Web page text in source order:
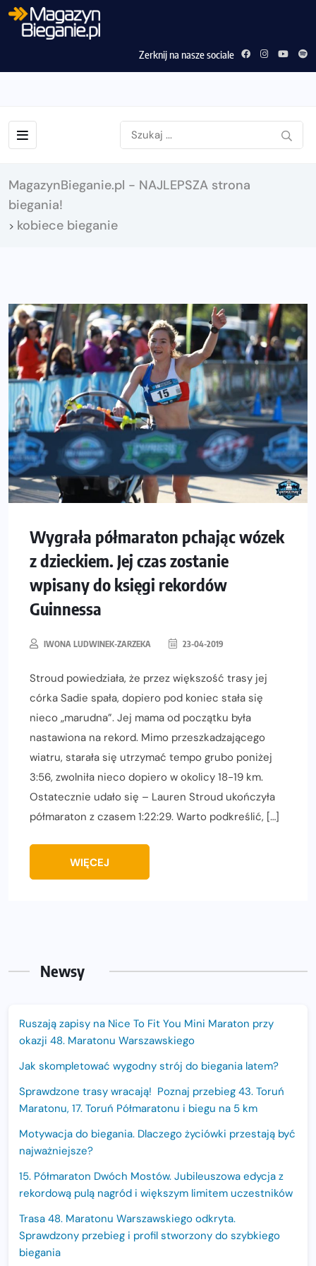
Zerknij na nasze sociale
MagazynBieganie.pl - NAJLEPSZA strona
biegania!
> kobiece bieganie
Wygrała półmaraton pchając wózek
z dzieckiem. Jej czas zostanie
wpisany do księgi rekordów
Guinnessa
IWONA LUDWINEK-ZARZEKA 23-04-2019
Stroud powiedziała, że przez większość trasy jej
córka Sadie spała, dopiero pod koniec stała się
nieco „marudna”. Jej mama od początku była
nastawiona na rekord. Mimo przeszkadzającego
wiatru, starała się utrzymać tempo grubo poniżej
3:56, zwolniła nieco dopiero w okolicy 18-19 km.
Ostatecznie udało się – Lauren Stroud ukończyła
półmaraton z czasem 1:22:29. Warto podkreślić, […]
WIĘCEJ
Newsy
Ruszają zapisy na Nice To Fit You Mini Maraton przy
okazji 48. Maratonu Warszawskiego
Jak skompletować wygodny strój do biegania latem?
Sprawdzone trasy wracają! Poznaj przebieg 43. Toruń
Maratonu, 17. Toruń Półmaratonu i biegu na 5 km
Motywacja do biegania. Dlaczego życiówki przestają być
najważniejsze?
15. Półmaraton Dwóch Mostów. Jubileuszowa edycja z
rekordową pulą nagród i większym limitem uczestników
Trasa 48. Maratonu Warszawskiego odkryta.
Sprawdzony przebieg i profil stworzony do szybkiego
biegania